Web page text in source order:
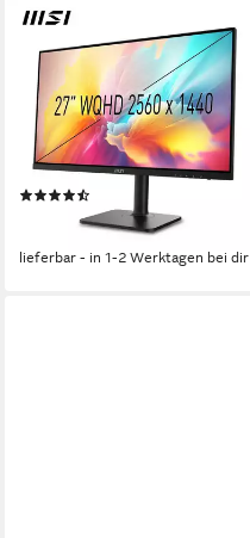
MSI
Modern MD272QXP LED-
Monitor
69 cm/ 27 Zoll Diagonale
2560 x 1440 px, WQHD Auflösung
1 ms Reaktionszeit
Produktdatenblatt
320,41 €
mtl. in 24 Raten
lieferbar - in 1-2 Werktagen bei dir